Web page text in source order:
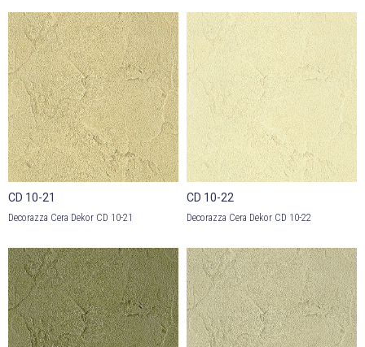
CD 10-21
Decorazza Cera Dekor CD 10-21
CD 10-22
Decorazza Cera Dekor CD 10-22